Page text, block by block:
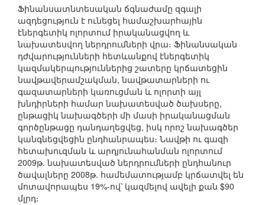
Ֆինանսատնտեսական ճգնաժամը զգալի
ազդեցություն է ունեցել համաշխարհային
էներգետիկ ոլորտում իրականացվող և
նախատեսվող ներդրումների վրա։ Ֆինանսական
դժվարությունների հետևանքով էներգետիկ
կազմակերպություններից շատերը կրճատեցին
նավթավերամշակման, նավթատարների ու
գազատարների կառուցման և ոլորտի այլ
խնդիրների համար նախատեսված ծախսերը,
ընթացիկ նախագծերի մի մասի իրականացման
գործընթացը դանդաղեցվեց, իսկ որոշ նախագծեր
կանգնեցվեցին ընդհանրապես։ Նավթի ու գազի
հետախուզման և արդյունահանման ոլորտում
2009թ. նախատեսված ներդրումների ընդհանուր
ծավալները 2008թ. համեմատությամբ կրճատվել են
մոտավորապես 19%-ով՝ կազմելով ավելի քան $90
մլրդ։